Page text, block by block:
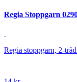
Regia Stoppgarn
Regia stoppgarn, 2-